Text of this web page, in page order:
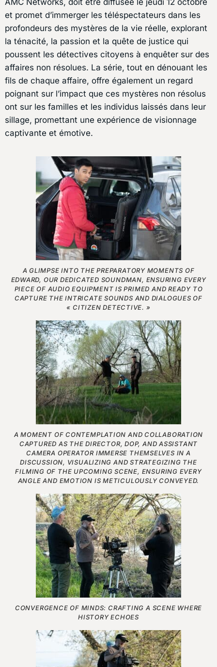
et promet d’immerger les téléspectateurs dans les
profondeurs des mystères de la vie réelle, explorant
la ténacité, la passion et la quête de justice qui
poussent les détectives citoyens à enquêter sur des
affaires non résolues. La série, tout en dénouant les
fils de chaque affaire, offre également un regard
poignant sur l’impact que ces mystères non résolus
ont sur les familles et les individus laissés dans leur
sillage, promettant une expérience de visionnage
captivante et émotive.
A GLIMPSE INTO THE PREPARATORY MOMENTS OF
EDWARD, OUR DEDICATED SOUNDMAN, ENSURING EVERY
PIECE OF AUDIO EQUIPMENT IS PRIMED AND READY TO
CAPTURE THE INTRICATE SOUNDS AND DIALOGUES OF
« CITIZEN DETECTIVE. »
A MOMENT OF CONTEMPLATION AND COLLABORATION
CAPTURED AS THE DIRECTOR, DOP, AND ASSISTANT
CAMERA OPERATOR IMMERSE THEMSELVES IN A
DISCUSSION, VISUALIZING AND STRATEGIZING THE
FILMING OF THE UPCOMING SCENE, ENSURING EVERY
ANGLE AND EMOTION IS METICULOUSLY CONVEYED.
CONVERGENCE OF MINDS: CRAFTING A SCENE WHERE
HISTORY ECHOES